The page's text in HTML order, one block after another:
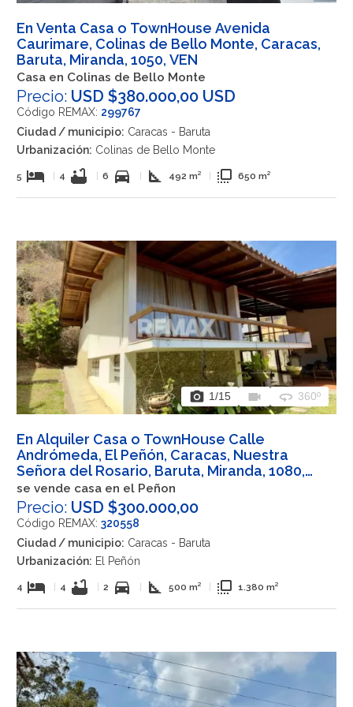
En Venta Casa o TownHouse Avenida
Caurimare, Colinas de Bello Monte, Caracas,
Baruta, Miranda, 1050, VEN
Casa en Colinas de Bello Monte
Precio: USD $380.000,00 USD
Código REMAX: 299767
Ciudad / municipio: Caracas - Baruta
Urbanización: Colinas de Bello Monte
5 hotel 4 bathtub 6 directions_car square_foot 492 m² flip_to_front 650 m²
photo_camera 1/15 videocam 360 360º
En Alquiler Casa o TownHouse Calle
Andrómeda, El Peñón, Caracas, Nuestra
Señora del Rosario, Baruta, Miranda, 1080,
VEN
se vende casa en el Peñon
Precio: USD $300.000,00
Código REMAX: 320558
Ciudad / municipio: Caracas - Baruta
Urbanización: El Peñón
4 hotel 4 bathtub 2 directions_car square_foot 500 m² flip_to_front 1.380 m²